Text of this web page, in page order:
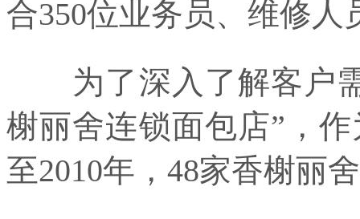
合350位业务员、维修
为了深入了解客户需
榭丽舍连锁面包店”，
至2010年，48家香榭丽